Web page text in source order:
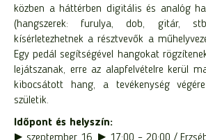
közben a háttérben digitális és analóg
(hangszerek: furulya, dob, gitár,
kísérletezhetnek a résztvevők a
Egy pedál segítségével hangokat
lejátszanak, erre az alapfelvételre kerül
kibocsátott hang, a tevékenység
születik.
Időpont és helyszín: